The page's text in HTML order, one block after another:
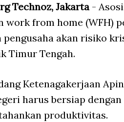
Technoz, Jakarta-
work from home (WFH)
pengusaha akan risiko
Timur Tengah.
Ketenagakerjaan
harus bersiap
produktivitas.